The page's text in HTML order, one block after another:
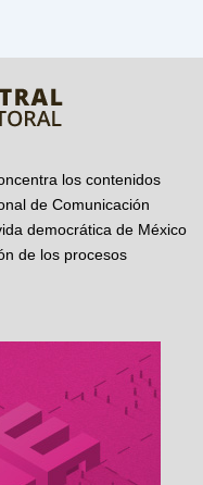
los contenidos
de Comunicación
democrática de México
de los procesos